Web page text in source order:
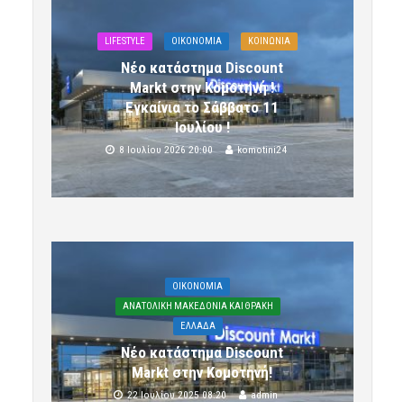
LIFESTYLE OIKONOMIA ΚΟΙΝΩΝΙΑ
Νέο κατάστημα Discount
Markt στην Κομοτηνή !
Εγκαίνια το Σάββατο 11
Ιουλίου !
8 Ιουλίου 2026 20:00 komotini24
OIKONOMIA
ΑΝΑΤΟΛΙΚΗ ΜΑΚΕΔΟΝΙΑ ΚΑΙ ΘΡΑΚΗ
ΕΛΛΑΔΑ
Νέο κατάστημα Discount
Markt στην Κομοτηνή!
22 Ιουλίου 2025 08:20 admin